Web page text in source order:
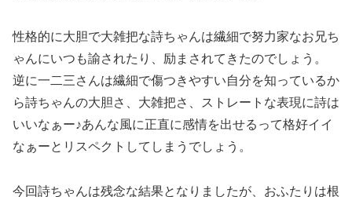
性格的に大胆で大雑把な詩ちゃんは繊細で努力家なお兄ち
ゃんにいつも諭されたり、励まされてきたのでしょう。
逆に一二三さんは繊細で傷つきやすい自分を知っているか
ら詩ちゃんの大胆さ、大雑把さ、ストレートな表現に詩は
いいなぁー♪あんな風に正直に感情を出せるって格好イイ
なぁーとリスペクトしてしまうでしょう。
今回詩ちゃんは残念な結果となりましたが、おふたりは根